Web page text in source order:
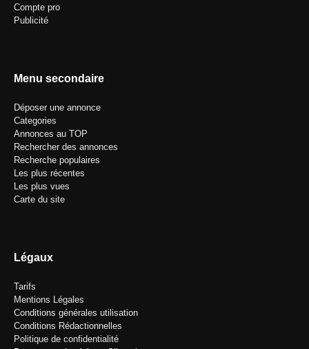
Compte pro
Publicité
Menu secondaire
Déposer une annonce
Categories
Annonces au TOP
Rechercher des annonces
Recherche populaires
Les plus récentes
Les plus vues
Carte du site
Légaux
Tarifs
Mentions Légales
Conditions générales utilisation
Conditions Rédactionnelles
Politique de confidentialité